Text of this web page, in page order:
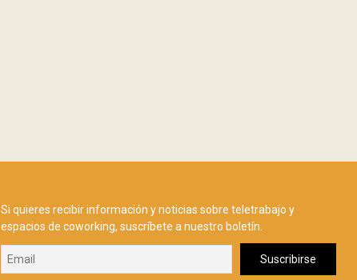
Si quieres recibir información y noticias sobre teletrabajo y
espacios de coworking, suscríbete a nuestro boletín.